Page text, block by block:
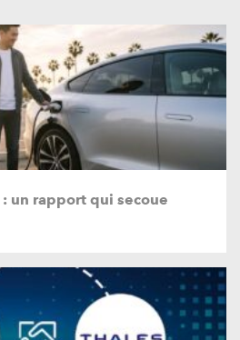
un rapport qui secoue